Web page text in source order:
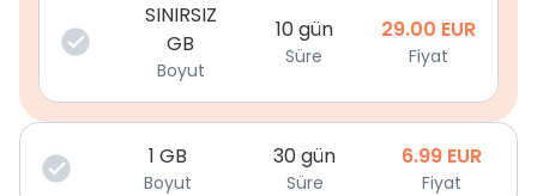
SINIRSIZ
GB
Boyut
10 gün
Süre
29.00 EUR
Fiyat
1 GB
Boyut
30 gün
Süre
6.99 EUR
Fiyat